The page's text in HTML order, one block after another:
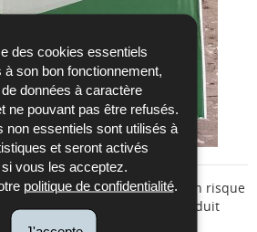
des cookies essentiels
son bon fonctionnement,
données à caractère
ne pouvant pas être refusés.
non essentiels sont utilisés à
et seront activés
vous les acceptez.
politique de confidentialité.
détaillé ci-dessous, présente un risque
une isolation électrique du produit